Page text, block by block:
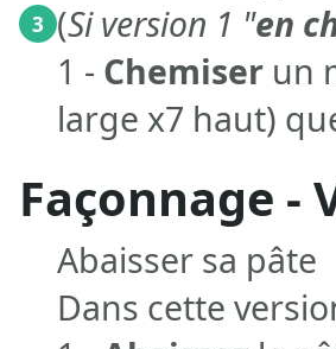
3 (Si version 1 "en
1 - Chemiser un
large x7 haut)
Façonnage -
Abaisser sa pâte
Dans cette